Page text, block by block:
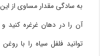
به سادگی مقدار مساوی از
آن را در دهان غرغره
توانید فلفل سیاه را با